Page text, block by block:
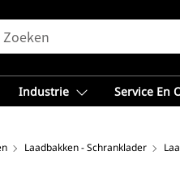
Industrie Service En
Laadbakken - Schranklader